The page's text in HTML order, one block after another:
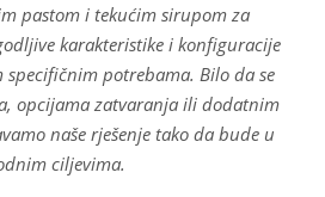
pastom i tekućim sirupom za
karakteristike i konfiguracije
specifičnim potrebama. Bilo da se
opcijama zatvaranja ili dodatnim
naše rješenje tako da bude u
ciljevima.